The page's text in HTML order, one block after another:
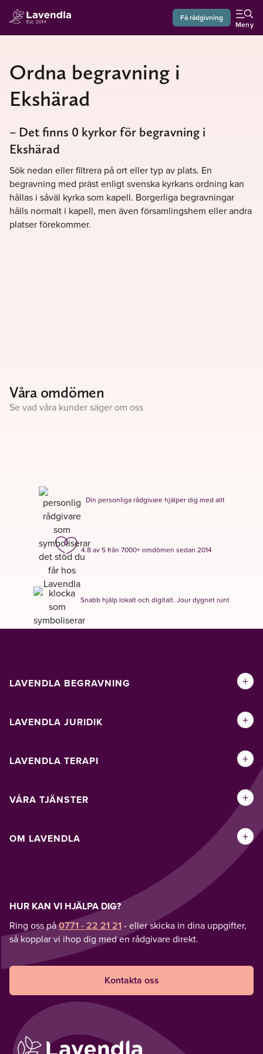
Få rådgivning
Meny
Ordna begravning i
Ekshärad
– Det finns 0 kyrkor för begravning i
Ekshärad
Sök nedan eller filtrera på ort eller typ av plats. En
begravning med präst enligt svenska kyrkans ordning kan
hållas i såväl kyrka som kapell. Borgerliga begravningar
hålls normalt i kapell, men även församlingshem eller andra
platser förekommer.
Våra omdömen
Se vad våra kunder säger om oss
Din personliga rådgivare hjälper dig med allt
4.8 av 5 från 7000+ omdömen sedan 2014
Snabb hjälp lokalt och digitalt. Jour dygnet runt
LAVENDLA BEGRAVNING +
LAVENDLA JURIDIK +
LAVENDLA TERAPI +
VÅRA TJÄNSTER +
OM LAVENDLA +
HUR KAN VI HJÄLPA DIG?
Ring oss på0771 - 22 21 21 - eller skicka in dina uppgifter,
så kopplar vi ihop dig med en rådgivare direkt.
Kontakta oss